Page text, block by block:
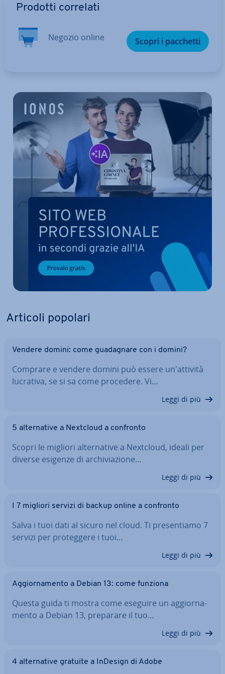
Prodotti correlati
Negozio online Scopri i pacchetti
Articoli popolari
Vendere domini: come gua­da­gna­re con i domini?
Comprare e vendere domini può essere un'at­ti­vi­tà
lucrativa, se si sa come procedere. Vi…
Leggi di più
5 al­ter­na­ti­ve a Nextcloud a confronto
Scopri le migliori al­ter­na­ti­ve a Nextcloud, ideali per
diverse esigenze di ar­chi­via­zio­ne…
Leggi di più
I 7 migliori servizi di backup online a confronto
Salva i tuoi dati al sicuro nel cloud. Ti pre­sen­tia­mo 7
servizi per pro­teg­ge­re i tuoi…
Leggi di più
Ag­gior­na­men­to a Debian 13: come funziona
Questa guida ti mostra come eseguire un ag­gior­na­
men­to a Debian 13, preparare il tuo…
Leggi di più
4 al­ter­na­ti­ve gratuite a InDesign di Adobe